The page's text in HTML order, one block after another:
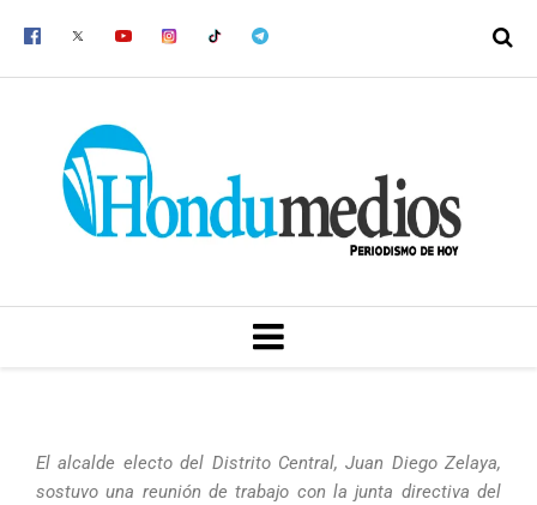
MENU
El alcalde electo del Distrito Central, Juan Diego Zelaya,
sostuvo una reunión de trabajo con la junta directiva del